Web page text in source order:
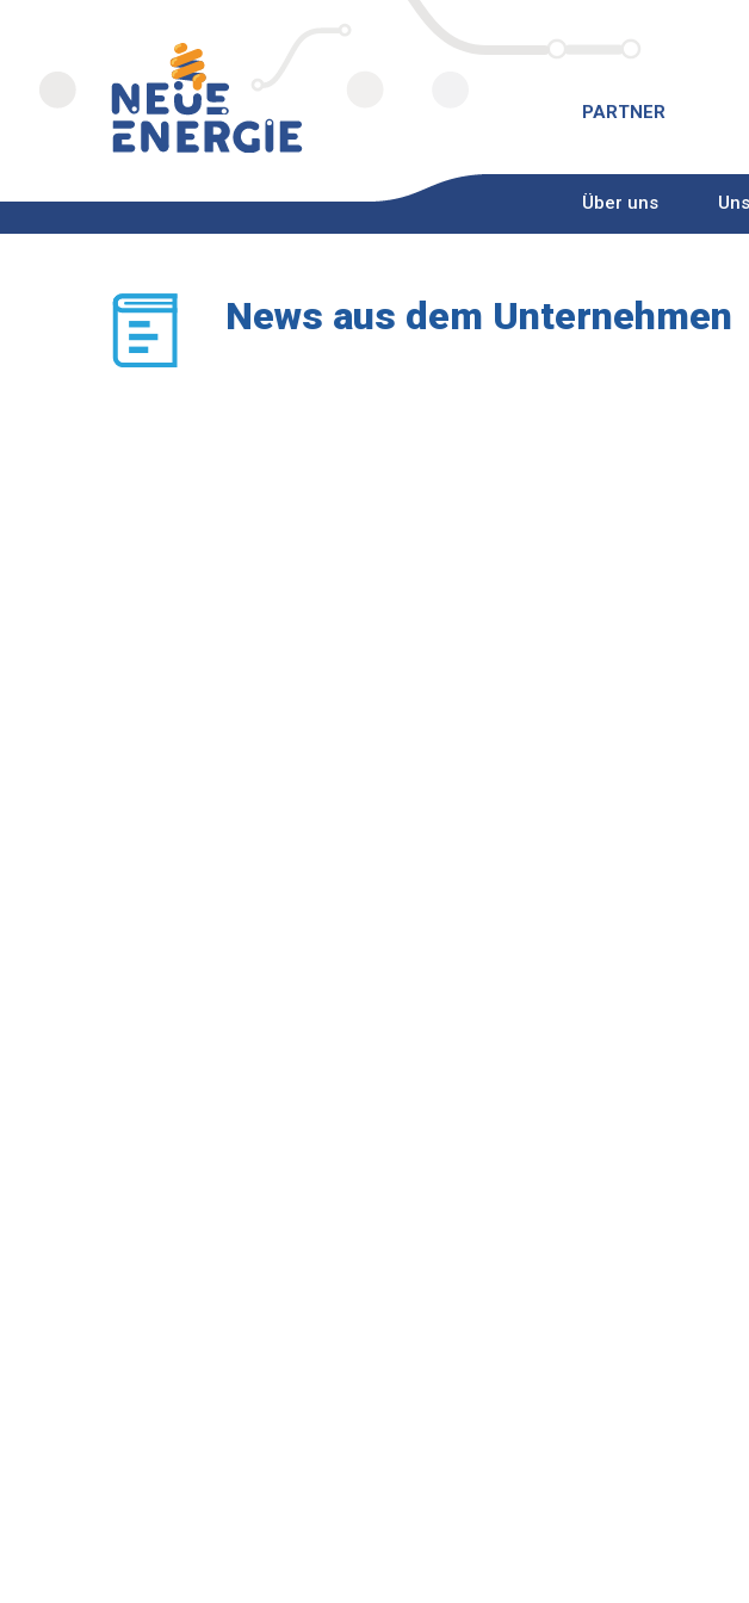
PARTNER
Über uns
News aus dem Unternehmen